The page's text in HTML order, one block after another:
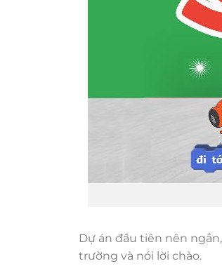
Dự án đầu tiên nên
trường và nói lời chào.